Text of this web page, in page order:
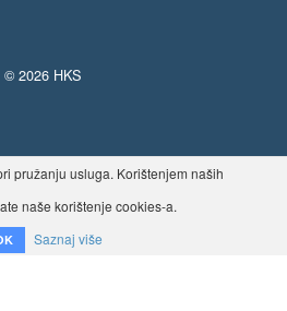
© 2026 HKS
pružanju usluga. Korištenjem naših
naše korištenje cookies-a.
Saznaj više